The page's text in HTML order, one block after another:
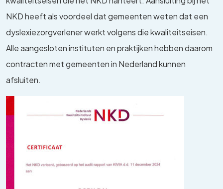
NKD heeft als voordeel dat gemeenten weten dat een
dyslexiezorgverlener werkt volgens die kwaliteitseisen.
Alle aangesloten instituten en praktijken hebben daarom
contracten met gemeenten in Nederland kunnen
afsluiten.